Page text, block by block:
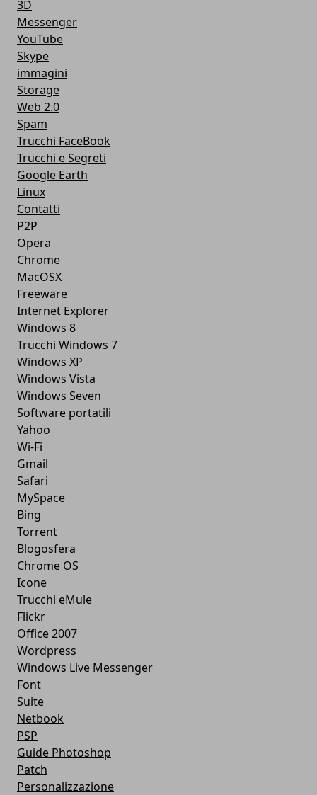
3D
Messenger
YouTube
Skype
immagini
Storage
Web 2.0
Spam
Trucchi FaceBook
Trucchi e Segreti
Google Earth
Linux
Contatti
P2P
Opera
Chrome
MacOSX
Freeware
Internet Explorer
Windows 8
Trucchi Windows 7
Windows XP
Windows Vista
Windows Seven
Software portatili
Yahoo
Wi-Fi
Gmail
Safari
MySpace
Bing
Torrent
Blogosfera
Chrome OS
Icone
Trucchi eMule
Flickr
Office 2007
Wordpress
Windows Live Messenger
Font
Suite
Netbook
PSP
Guide Photoshop
Patch
Personalizzazione